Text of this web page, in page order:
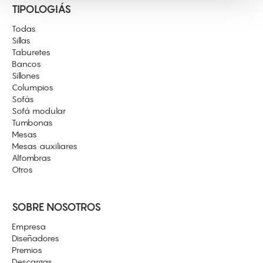
TIPOLOGIÁS
Todas
Sillas
Taburetes
Bancos
Sillones
Columpios
Sofás
Sofá modular
Tumbonas
Mesas
Mesas auxiliares
Alfombras
Otros
SOBRE NOSOTROS
Empresa
Diseñadores
Premios